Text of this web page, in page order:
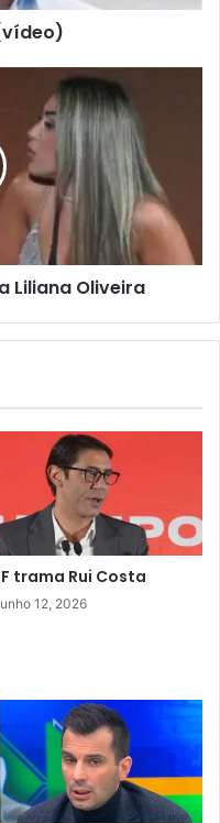
Liliana Oliveira
trama Rui Costa
12, 2026